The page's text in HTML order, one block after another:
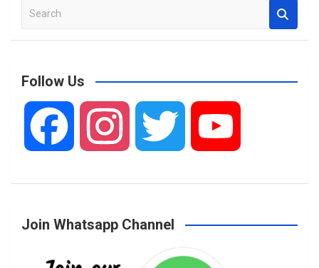
a
c
Follow Us
c s i u
Join Whatsapp Channel